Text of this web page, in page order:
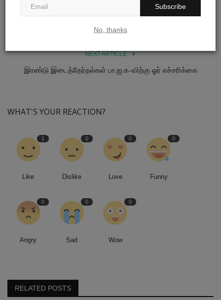
Subscribe
No, thanks
அறிக்கை
NEXT ARTICLE
இரண்டு இடைத்தேர்தல்கள் பா.ஜ.க-விற்கு ஓர் எச்சரிக்கை
WHAT'S YOUR REACTION?
1
Like
0
Dislike
0
Love
0
Funny
0
Angry
0
Sad
0
Wow
RELATED POSTS